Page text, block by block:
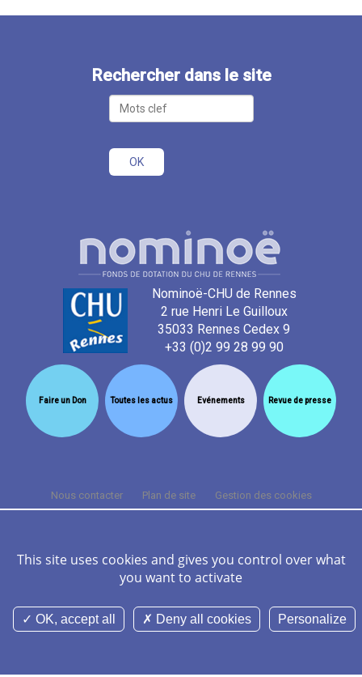
Rechercher dans le site
Nominoë-CHU de Rennes
2 rue Henri Le Guilloux
35033 Rennes Cedex 9
+33 (0)2 99 28 99 90
Faire un Don Toutes les actus Evénements Revue de presse
Nous contacter Plan de site
Gestion des cookies
Cookies et données personnelles
Mentions légales
Crédits
©Nominoë CHU Rennes 2026 Tous droits réservés -
This site uses cookies and gives you control over what
you want to activate
OK, accept all Deny all cookies Personalize